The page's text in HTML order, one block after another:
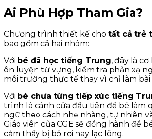
Ai Phù Hợp Tham Gia?
Chương trình thiết kế cho tất cả trẻ
bao gồm cả hai nhóm:
Với bé đã học tiếng Trung, đây là
ôn luyện từ vựng, kiểm tra phản xạ
môi trường thực tế thay vì chỉ làm bài
Với bé chưa từng tiếp xúc tiếng
trình là cánh cửa đầu tiên để bé làm
ngữ theo cách nhẹ nhàng, tự nhiên
Giáo viên của CGE sẽ đồng hành để
cảm thấy bị bỏ rơi hay lạc lõng.